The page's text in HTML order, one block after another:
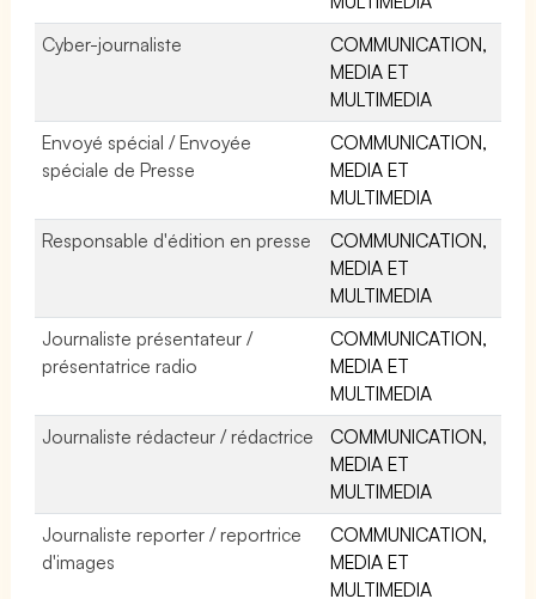
Cyber-journaliste
COMMUNICATION,
MEDIA ET
MULTIMEDIA
Envoyé spécial / Envoyée
spéciale de Presse
COMMUNICATION,
MEDIA ET
MULTIMEDIA
Responsable d'édition en presse
COMMUNICATION,
MEDIA ET
MULTIMEDIA
Journaliste présentateur /
présentatrice radio
COMMUNICATION,
MEDIA ET
MULTIMEDIA
Journaliste rédacteur / rédactrice
COMMUNICATION,
MEDIA ET
MULTIMEDIA
Journaliste reporter / reportrice
d'images
COMMUNICATION,
MEDIA ET
MULTIMEDIA